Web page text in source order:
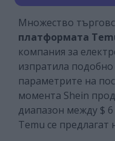
Множество
платформата
компания за
изпратила
параметрите на
момента Shein
диапазон между $
Temu се предлагат